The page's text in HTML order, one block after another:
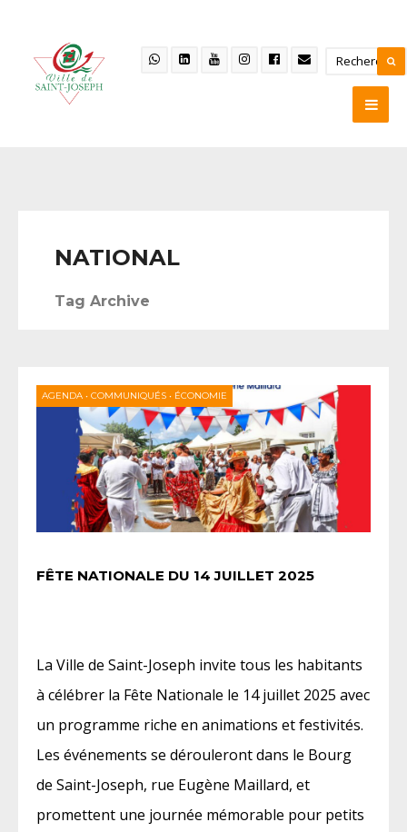
NATIONAL
Tag Archive
AGENDA • COMMUNIQUÉS • ÉCONOMIE
FÊTE NATIONALE DU 14 JUILLET 2025
La Ville de Saint-Joseph invite tous les habitants
à célébrer la Fête Nationale le 14 juillet 2025 avec
un programme riche en animations et festivités.
Les événements se dérouleront dans le Bourg
de Saint-Joseph, rue Eugène Maillard, et
promettent une journée mémorable pour petits